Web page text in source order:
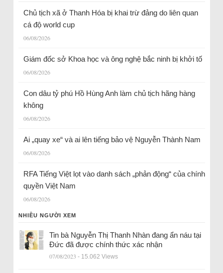
Chủ tịch xã ở Thanh Hóa bị khai trừ đảng do liên quan
cá độ world cup
06/08/2026
Giám đốc sở Khoa học và ông nghệ bắc ninh bị khởi tố
06/08/2026
Con dâu tỷ phú Hồ Hùng Anh làm chủ tịch hãng hàng
không
06/08/2026
Ai „quay xe“ và ai lên tiếng bảo vệ Nguyễn Thành Nam
06/08/2026
RFA Tiếng Việt lọt vào danh sách „phản động“ của chính
quyền Việt Nam
06/08/2026
NHIỀU NGƯỜI XEM
Tin bà Nguyễn Thị Thanh Nhàn đang ẩn náu tại
Đức đã được chính thức xác nhận
07/08/2023 - 15.062 Views